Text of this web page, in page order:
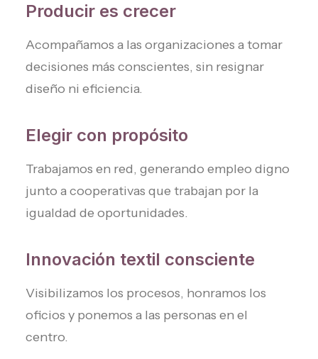
Producir es crecer
Acompañamos a las organizaciones a tomar
decisiones más conscientes, sin resignar
diseño ni eficiencia.
Elegir con propósito
Trabajamos en red, generando empleo digno
junto a cooperativas que trabajan por la
igualdad de oportunidades.
Innovación textil consciente
Visibilizamos los procesos, honramos los
oficios y ponemos a las personas en el
centro.